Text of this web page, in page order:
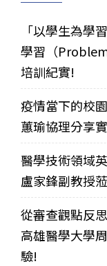
「以學生為學
學習（
培訓紀實!
疫情當下的校
蕙瑜協理分享
醫學技術領域
盧家鋒副教授
從審查觀點反
高雄醫學大學
驗!